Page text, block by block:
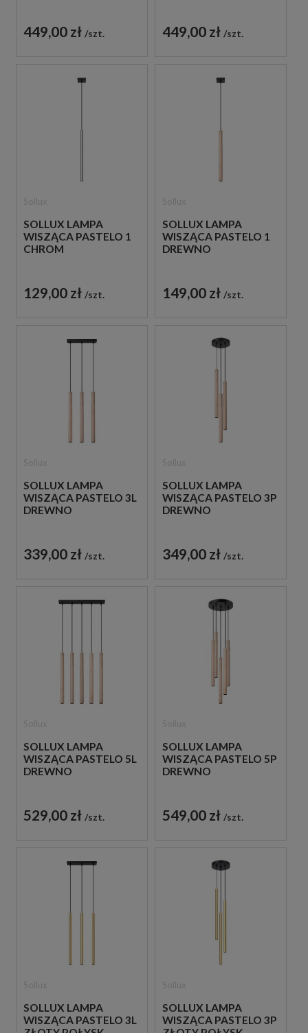
449,00 zł szt. 449,00 zł szt.
SOLLUX LAMPA
WISZĄCA PASTELO 1
CHROM
129,00 zł szt.
SOLLUX LAMPA
WISZĄCA PASTELO 1
DREWNO
149,00 zł szt.
SOLLUX LAMPA
WISZĄCA PASTELO 3L
DREWNO
339,00 zł szt.
SOLLUX LAMPA
WISZĄCA PASTELO 3P
DREWNO
349,00 zł szt.
SOLLUX LAMPA
WISZĄCA PASTELO 5L
DREWNO
529,00 zł szt.
SOLLUX LAMPA
WISZĄCA PASTELO 5P
DREWNO
549,00 zł szt.
SOLLUX LAMPA
WISZĄCA PASTELO 3L
SOLLUX LAMPA
WISZĄCA PASTELO 3P